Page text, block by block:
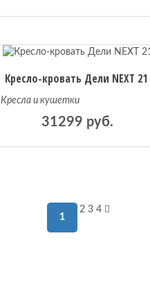
Кресло-кровать Дели NEXT 21
Кресла и кушетки
31299 руб.
1
234